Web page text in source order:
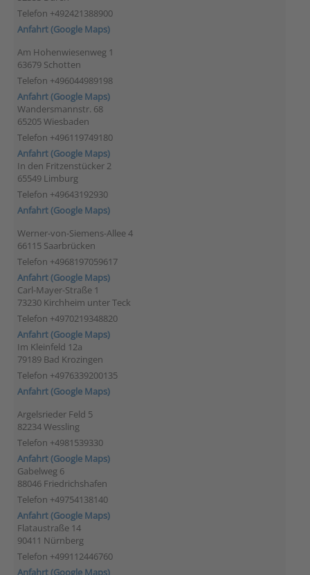
Telefon +492421388900
Anfahrt (Google Maps)
Am Hohenwiesenweg 1
63679 Schotten
Telefon +496044989198
Anfahrt (Google Maps)
Wandersmannstr. 68
65205 Wiesbaden
Telefon +496119749180
Anfahrt (Google Maps)
In den Fritzenstücker 2
65549 Limburg
Telefon +49643192930
Anfahrt (Google Maps)
Werner-von-Siemens-Allee 4
66115 Saarbrücken
Telefon +4968197059617
Anfahrt (Google Maps)
Carl-Mayer-Straße 1
73230 Kirchheim unter Teck
Telefon +4970219348820
Anfahrt (Google Maps)
Im Kleinfeld 12a
79189 Bad Krozingen
Telefon +4976339200135
Anfahrt (Google Maps)
Argelsrieder Feld 5
82234 Wessling
Telefon +4981539330
Anfahrt (Google Maps)
Gabelweg 6
88046 Friedrichshafen
Telefon +49754138140
Anfahrt (Google Maps)
Flataustraße 14
90411 Nürnberg
Telefon +499112446760
Anfahrt (Google Maps)